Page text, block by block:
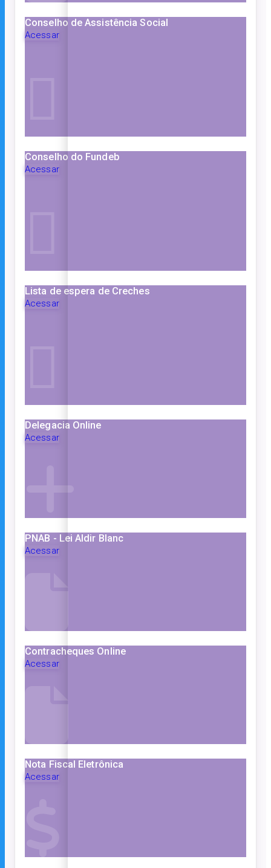
Conselho de Assistência Social
Acessar
Conselho do Fundeb
Acessar
Lista de espera de Creches
Acessar
Delegacia Online
Acessar
PNAB - Lei Aldir Blanc
Acessar
Contracheques Online
Acessar
Nota Fiscal Eletrônica
Acessar